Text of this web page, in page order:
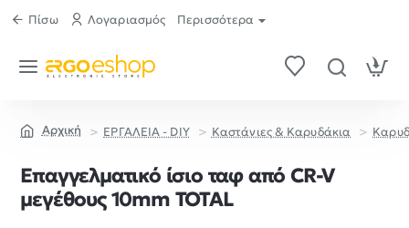
Πίσω Λογαριασμός Περισσότερα
ΕΡΓΑΛΕΙΑ - DIY Καστάνιες & Καρυδάκια
Επαγγελματικό ίσιο ταφ από CR-V
μεγέθους 10mm TOTAL